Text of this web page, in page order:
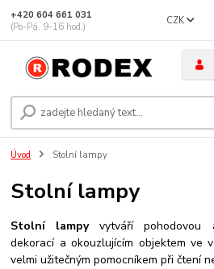
CZK
+420 604 661 031
(Po-Pá, 9-16 hod.)
Úvod Stolní lampy
Stolní lampy
Stolní lampyvytváří pohodovou
dekorací a okouzlujícím objektem ve
velmi užitečným pomocníkem při čtení